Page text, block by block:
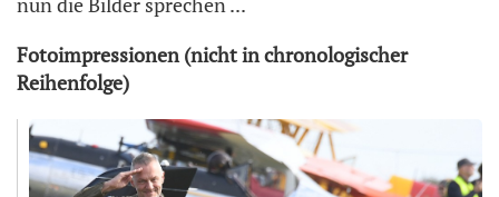
Fotoimpressionen (nicht in chronologischer
Reihenfolge)